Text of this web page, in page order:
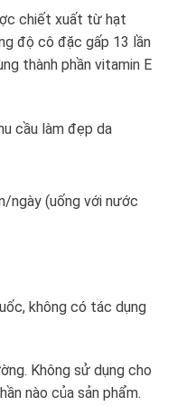
chiết xuất từ hạt
độ cô đặc gấp 13 lần
thành phần vitamin E
cầu làm đẹp da
ngày (uống với nước
không có tác dụng
Không sử dụng cho
nào của sản phẩm.